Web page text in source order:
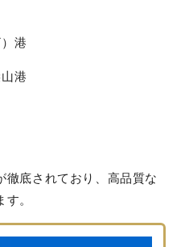
港
港
徹底されており、高品質な
。